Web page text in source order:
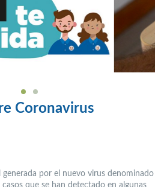
Coronavirus
generada por el nuevo virus denominado
que se han detectado en algunas